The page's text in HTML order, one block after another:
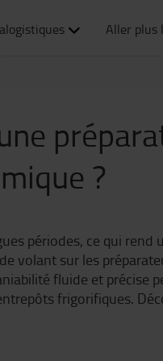
Aller plus
?
périodes, ce qui rend
volant sur les
fluide et précise
frigorifiques.